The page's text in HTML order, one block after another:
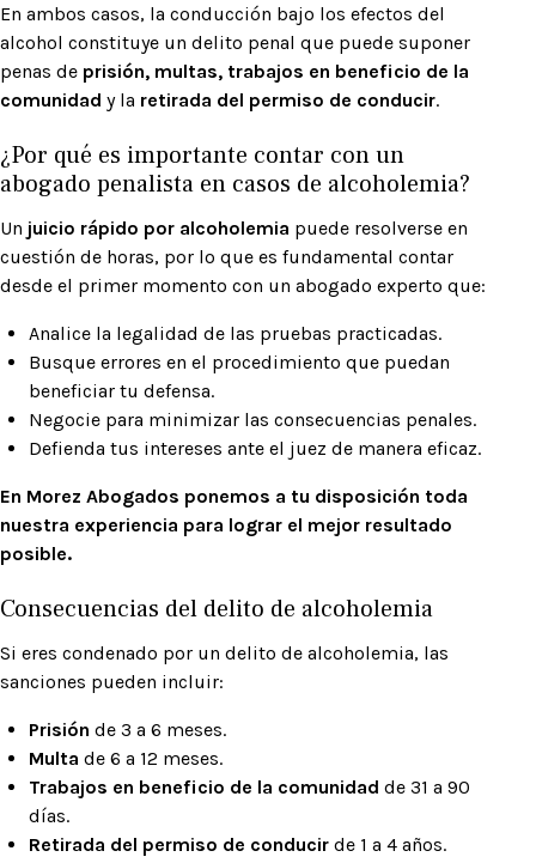
En ambos casos, la conducción bajo los efectos del
alcohol constituye un delito penal que puede suponer
penas de prisión, multas, trabajos en beneficio de la
comunidad y la retirada del permiso de conducir.
¿Por qué es importante contar con un
abogado penalista en casos de alcoholemia?
Un juicio rápido por alcoholemia puede resolverse en
cuestión de horas, por lo que es fundamental contar
desde el primer momento con un abogado experto que:
Analice la legalidad de las pruebas practicadas.
Busque errores en el procedimiento que puedan
beneficiar tu defensa.
Negocie para minimizar las consecuencias penales.
Defienda tus intereses ante el juez de manera eficaz.
En Morez Abogados ponemos a tu disposición toda
nuestra experiencia para lograr el mejor resultado
posible.
Consecuencias del delito de alcoholemia
Si eres condenado por un delito de alcoholemia, las
sanciones pueden incluir:
Prisión de 3 a 6 meses.
Multa de 6 a 12 meses.
Trabajos en beneficio de la comunidad de 31 a 90
días.
Retirada del permiso de conducir de 1 a 4 años.